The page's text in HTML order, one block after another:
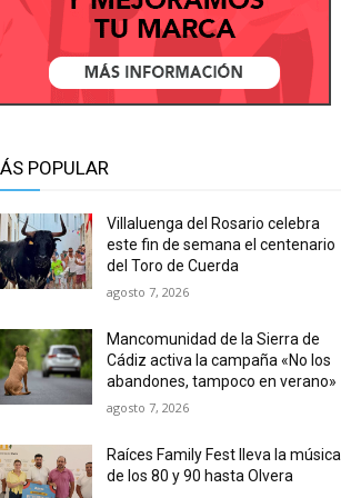
POPULAR
Villaluenga del Rosario celebra
este fin de semana el centenario
del Toro de Cuerda
agosto 7, 2026
Mancomunidad de la Sierra de
Cádiz activa la campaña «No los
abandones, tampoco en verano»
agosto 7, 2026
Raíces Family Fest lleva la música
de los 80 y 90 hasta Olvera